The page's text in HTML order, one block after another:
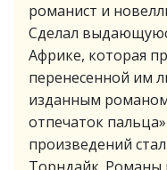
романист и
Сделал
Африке, которая
перенесенной им
изданным
отпечаток
произведений